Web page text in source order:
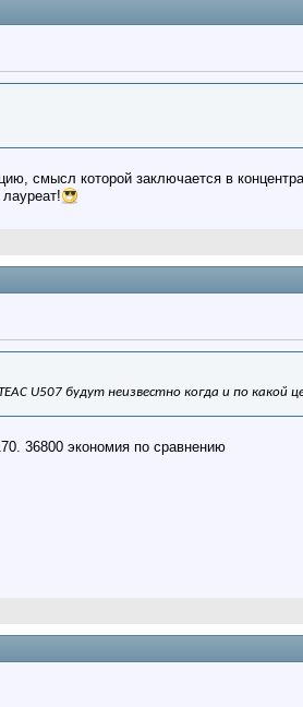
смысл которой заключается в
U507 будут неизвестно когда и по какой
36800 экономия по сравнению